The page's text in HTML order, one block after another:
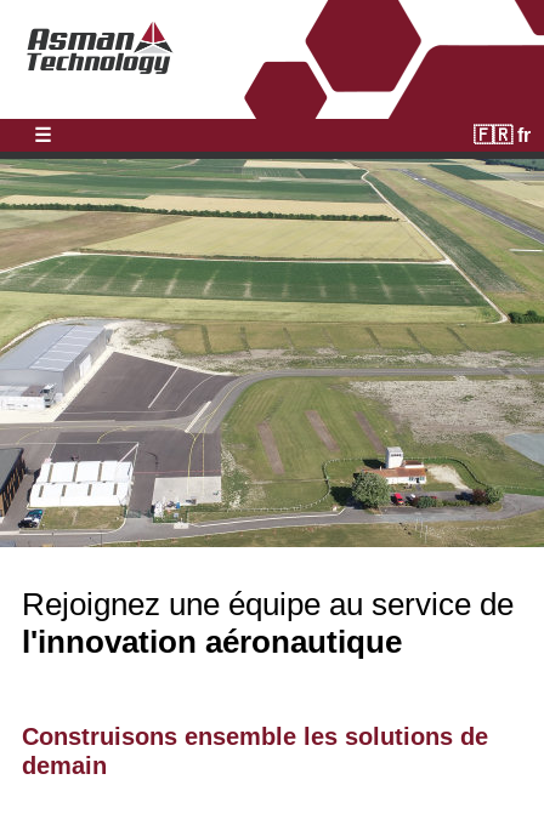
☰ 🇫🇷 fr
Rejoignez une équipe au service de
l'innovation aéronautique
Construisons ensemble les solutions de
demain